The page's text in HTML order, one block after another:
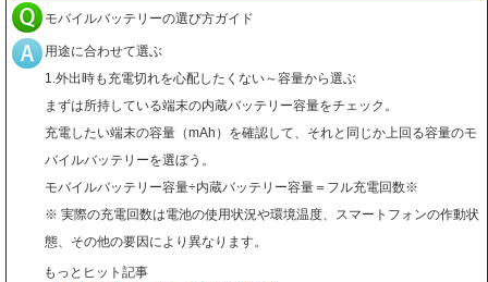
モバイルバッテリーの選び方ガイド
用途に合わせて選ぶ
1.外出時も充電切れを心配したくない～容量から選ぶ
まずは所持している端末の内蔵バッテリー容量をチェック。
充電したい端末の容量（mAh）を確認して、それと同じか上回る容量のモ
バイルバッテリーを選ぼう。
モバイルバッテリー容量÷内蔵バッテリー容量＝フル充電回数※
※ 実際の充電回数は電池の使用状況や環境温度、スマートフォンの作動状
態、その他の要因により異なります。
もっとヒット記事